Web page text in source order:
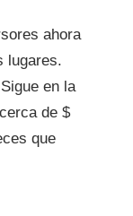
ahora
lugares.
en la
de $
que